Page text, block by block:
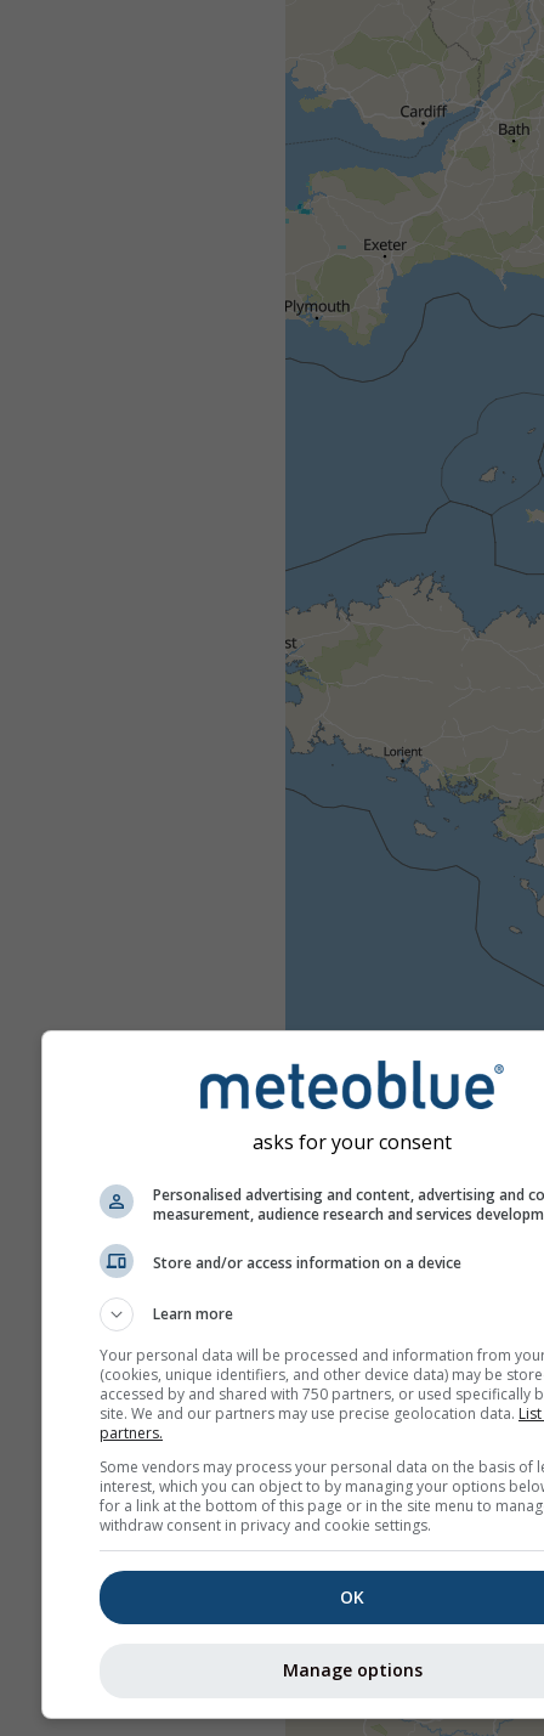
asks for your consent
Personalised advertising and content, advertising and
measurement, audience research and services
Store and/or access information on a device
Learn more
Your personal data will be processed and information from
(cookies, unique identifiers, and other device data) may be
accessed by and shared with 750 partners, or used specifically
site. We and our partners may use precise geolocation data.
partners.
Some vendors may process your personal data on the basis of
interest, which you can object to by managing your options
for a link at the bottom of this page or in the site menu to
withdraw consent in privacy and cookie settings.
OK
Manage options